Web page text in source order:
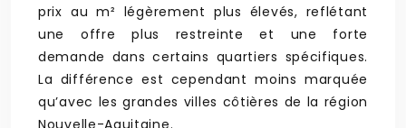
prix au m² légèrement plus élevés, reflétant
une offre plus restreinte et une forte
demande dans certains quartiers spécifiques.
La différence est cependant moins marquée
qu’avec les grandes villes côtières de la région